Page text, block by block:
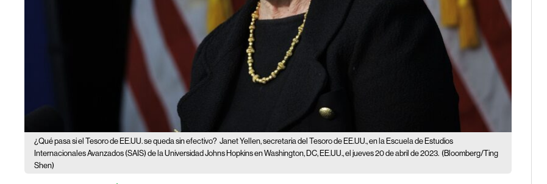
¿Qué pasa si el Tesoro de EE.UU. se queda sin efectivo? Janet Yellen, secretaria del Tesoro de EE.UU., en la Escuela de Estudios
Internacionales Avanzados (SAIS) de la Universidad Johns Hopkins en Washington, DC, EE.UU., el jueves 20 de abril de 2023. (Bloomberg/Ting
Shen)